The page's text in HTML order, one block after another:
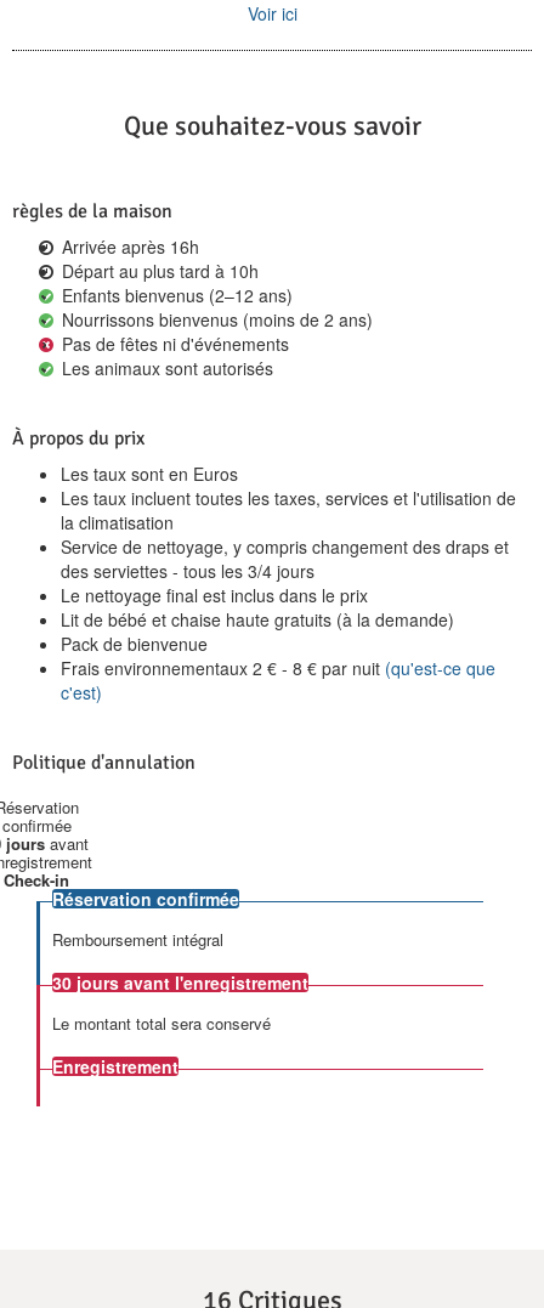
Voir ici
Que souhaitez-vous savoir
règles de la maison
Arrivée après 16h
Départ au plus tard à 10h
Enfants bienvenus (2–12 ans)
Nourrissons bienvenus (moins de 2 ans)
Pas de fêtes ni d'événements
Les animaux sont autorisés
À propos du prix
Les taux sont en Euros
Les taux incluent toutes les taxes, services et l'utilisation de
la climatisation
Service de nettoyage, y compris changement des draps et
des serviettes - tous les 3/4 jours
Le nettoyage final est inclus dans le prix
Lit de bébé et chaise haute gratuits (à la demande)
Pack de bienvenue
Frais environnementaux 2 € - 8 € par nuit (qu'est-ce que
c'est)
Politique d'annulation
confirmée
jours avant
Check-in
Réservation confirmée
Remboursement intégral
30 jours avant l'enregistrement
Le montant total sera conservé
Enregistrement
16 Critiques